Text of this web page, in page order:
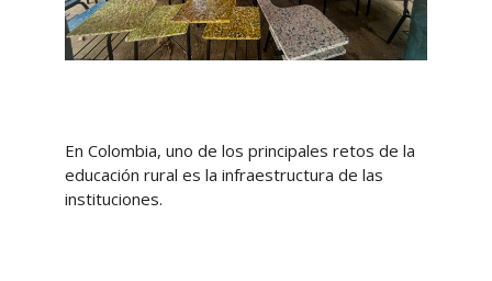
En Colombia, uno de los principales retos de la
educación rural es la infraestructura de las
instituciones.